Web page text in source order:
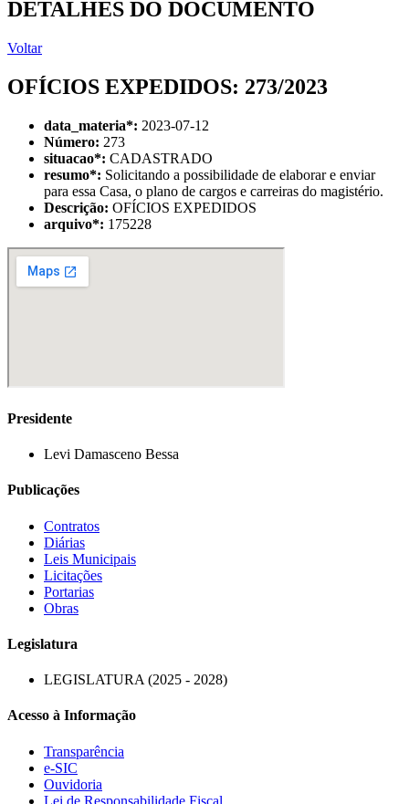
DETALHES DO DOCUMENTO
Voltar
OFÍCIOS EXPEDIDOS: 273/2023
data_materia*: 2023-07-12
Número: 273
situacao*: CADASTRADO
resumo*: Solicitando a possibilidade de elaborar e enviar
para essa Casa, o plano de cargos e carreiras do magistério.
Descrição: OFÍCIOS EXPEDIDOS
arquivo*: 175228
Presidente
Levi Damasceno Bessa
Publicações
Contratos
Diárias
Leis Municipais
Licitações
Portarias
Obras
Legislatura
LEGISLATURA (2025 - 2028)
Acesso à Informação
Transparência
e-SIC
Ouvidoria
Lei de Responsabilidade Fiscal